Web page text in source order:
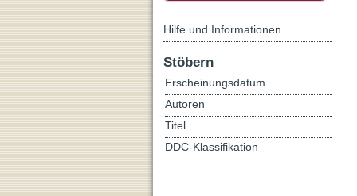
Hilfe und Informationen
Stöbern
Erscheinungsdatum
Autoren
Titel
DDC-Klassifikation